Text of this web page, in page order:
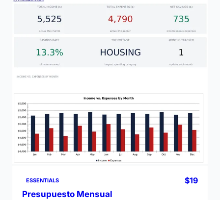
ESSENTIALS
$19
Presupuesto Mensual